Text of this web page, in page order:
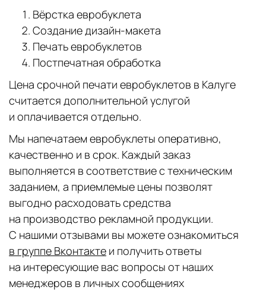
Вёрстка евробуклета
Создание дизайн-макета
Печать евробуклетов
Постпечатная обработка
Цена срочной печати евробуклетов в Калуге
считается дополнительной услугой
и оплачивается отдельно.
Мы напечатаем евробуклеты оперативно,
качественно и в срок. Каждый заказ
выполняется в соответствие с техническим
заданием, а приемлемые цены позволят
выгодно расходовать средства
на производство рекламной продукции.
С нашими отзывами вы можете ознакомиться
в группе Вконтакте и получить ответы
на интересующие вас вопросы от наших
менеджеров в личных сообщениях